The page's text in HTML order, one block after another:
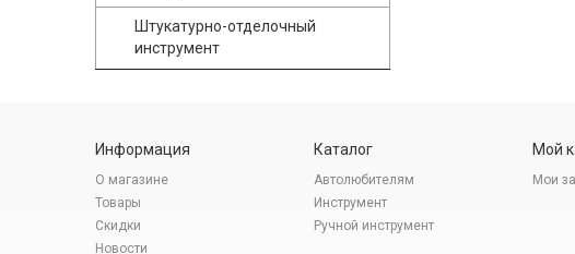
Штукатурно-отделочный
инструмент
Информация
О магазине
Товары
Скидки
Новости
Каталог
Автолюбителям
Инструмент
Ручной инструмент
Мой
Мои